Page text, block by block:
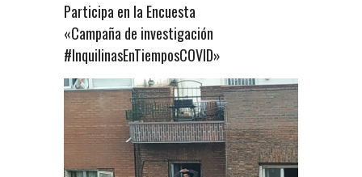
Participa en la Encuesta
«Campaña de investigación
#InquilinasEnTiemposCOVID»